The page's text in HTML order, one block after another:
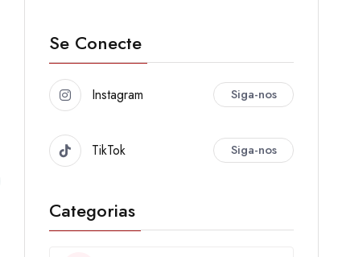
Se Conecte
Instagram Siga-nos
TikTok Siga-nos
Categorias